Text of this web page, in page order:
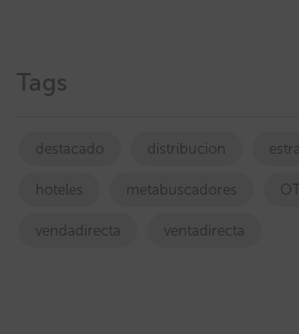
Tags
destacado distribucion
hoteles metabuscadores
vendadirecta ventadirecta